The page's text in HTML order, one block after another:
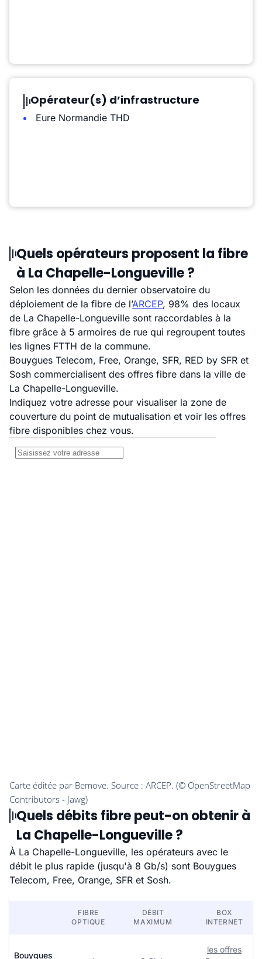
Opérateur(s) d’infrastructure
Eure Normandie THD
Quels opérateurs proposent la fibre
à La Chapelle-Longueville ?
Selon les données du dernier observatoire du
déploiement de la fibre de l’ARCEP, 98% des locaux
de La Chapelle-Longueville sont raccordables à la
fibre grâce à 5 armoires de rue qui regroupent toutes
les lignes FTTH de la commune.
Bouygues Telecom, Free, Orange, SFR, RED by SFR et
Sosh commercialisent des offres fibre dans la ville de
La Chapelle-Longueville.
Indiquez votre adresse pour visualiser la zone de
couverture du point de mutualisation et voir les offres
fibre disponibles chez vous.
Quels débits fibre peut-on obtenir à
La Chapelle-Longueville ?
À La Chapelle-Longueville, les opérateurs avec le
débit le plus rapide (jusqu'à 8 Gb/s) sont Bouygues
Telecom, Free, Orange, SFR et Sosh.
FIBRE
OPTIQUE
DÉBIT
MAXIMUM
BOX
INTERNET
Bouygues
les offres